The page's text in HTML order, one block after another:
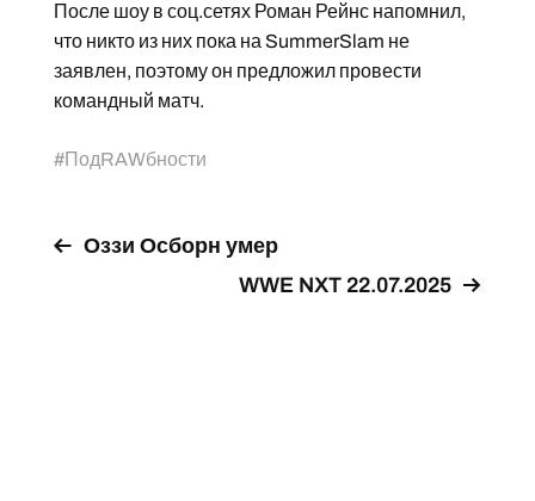
После шоу в соц.сетях Роман Рейнс напомнил,
что никто из них пока на SummerSlam не
заявлен, поэтому он предложил провести
командный матч.
#ПодRAWбности
Оззи Осборн умер
WWE NXT 22.07.2025